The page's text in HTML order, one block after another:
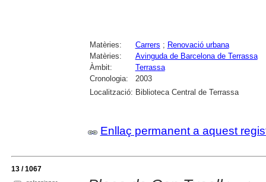
Matèries: Carrers ; Renovació urbana
Matèries:
Avinguda de Barcelona de Terrassa
Àmbit:
Terrassa
Cronologia:
2003
Localització: Biblioteca Central de Terrassa
Enllaç permanent a aquest
13 / 1067